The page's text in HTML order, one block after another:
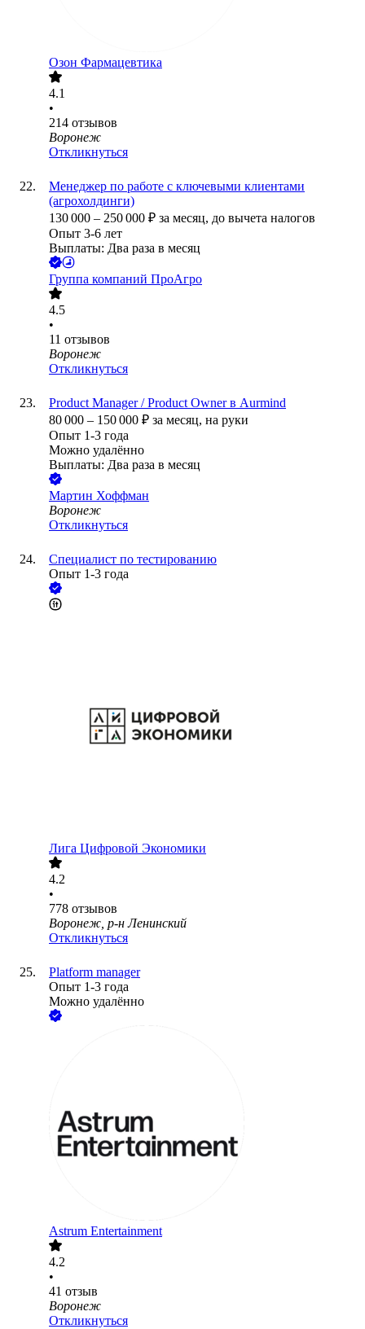
Озон Фармацевтика
4.1
•
214 отзывов
Воронеж
Откликнуться
Менеджер по работе с ключевыми клиентами
(агрохолдинги)
130 000 – 250 000 ₽ за месяц, до вычета налогов
Опыт 3-6 лет
Выплаты: Два раза в месяц
Группа компаний ПроАгро
4.5
•
11 отзывов
Воронеж
Откликнуться
Product Manager / Product Owner в Aurmind
80 000 – 150 000 ₽ за месяц, на руки
Опыт 1-3 года
Можно удалённо
Выплаты: Два раза в месяц
Мартин Хоффман
Воронеж
Откликнуться
Специалист по тестированию
Опыт 1-3 года
Лига Цифровой Экономики
4.2
•
778 отзывов
Воронеж, р-н Ленинский
Откликнуться
Platform manager
Опыт 1-3 года
Можно удалённо
Astrum Entertainment
4.2
•
41 отзыв
Воронеж
Откликнуться